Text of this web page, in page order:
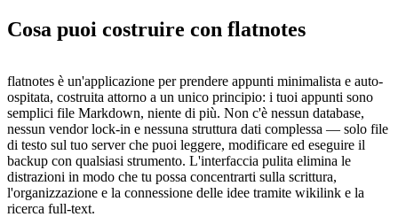
Cosa puoi costruire con flatnotes
flatnotes è un'applicazione per prendere appunti minimalista e auto-
ospitata, costruita attorno a un unico principio: i tuoi appunti sono
semplici file Markdown, niente di più. Non c'è nessun database,
nessun vendor lock-in e nessuna struttura dati complessa — solo file
di testo sul tuo server che puoi leggere, modificare ed eseguire il
backup con qualsiasi strumento. L'interfaccia pulita elimina le
distrazioni in modo che tu possa concentrarti sulla scrittura,
l'organizzazione e la connessione delle idee tramite wikilink e la
ricerca full-text.